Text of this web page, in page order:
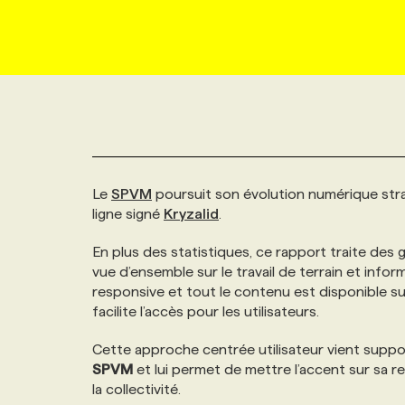
INITIATIVES NUMÉRIQUES
PRIX ET DISTINCTIONS
TENDANCES
MARKETING DURABLE
GEO/SEO
ÉVÉNEMENTIEL
NOS AUTEUR‧RICES
ANNONCEZ AVEC NOUS
PROFIL ENTREPRISE
FAQ
ANNONCEZ AVEC NOUS
PROFIL CANDIDAT
ANNONCEZ AVEC NOUS
NOS PARCOURS DE FORMATIONS
FORMATIONS PERSONNALISÉES
NOS FORMATEUR‧RICES
POURQUOI CHOISIR NOS FORMATIONS
SERVICE DE CHASSE DE TÊTE
NOS TARIFS
NOS EXPERTISES
Le SPVM poursuit son évolution numérique
ligne signé Kryzalid
En plus des statistiques, ce rapport traite des
vue d’ensemble sur le travail de terrain et
responsive et tout le contenu est disponible
facilite l’accès pour les utilisateurs.
Cette approche centrée utilisateur vient
SPVM et lui permet de mettre l’accent sur sa
la collectivité.